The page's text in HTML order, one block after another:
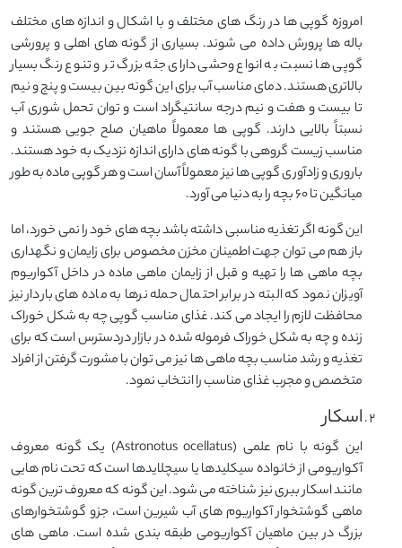
امروزه گوپی ها در رنگ های مختلف و با اشکال و اندازه های مختلف
باله ها پرورش داده می شوند. بسیاری از گونه های اهلی و پرورشی
گوپی ها نسبت به انواع وحشی دارای جثه بزرگ تر و تنوع رنگ بسیار
بالاتری هستند. دمای مناسب آب برای این گونه بین بیست و پنج و نیم
تا بیست و هفت و نیم درجه سانتیگراد است و توان تحمل شوری آب
نسبتاً بالایی دارند. گوپی ها معمولاً ماهیان صلح جویی هستند و
مناسب زیست گروهی با گونه های دارای اندازه نزدیک به خود هستند.
باروری و زادآوری گوپی ها نیز معمولاً آسان است و هر گوپی ماده به طور
میانگین تا ۶۰ بچه را به دنیا می آورد.
این گونه اگر تغذیه مناسبی داشته باشد بچه های خود را نمی خورد، اما
باز هم می توان جهت اطمینان مخزن مخصوص برای زایمان و نگهداری
بچه ماهی ها را تهیه و قبل از زایمان ماهی ماده در داخل آکواریوم
آویزان نمود که البته در برابر احتمال حمله نرها به ماده های باردار نیز
محافظت لازم را ایجاد می کند. غذای مناسب گوپی چه به شکل خوراک
زنده و چه به شکل خوراک فرموله شده در بازار دردسترس است که برای
تغذیه و رشد مناسب بچه ماهی ها نیز می توان با مشورت گرفتن از افراد
متخصص و مجرب غذای مناسب را انتخاب نمود.
اسکار
این گونه با نام علمی (Astronotus ocellatus) یک گونه معروف
آکواریومی از خانواده سیکلیدها یا سیچلایدها است که تحت نام هایی
مانند اسکار ببری نیز شناخته می شود. این گونه که معروف ترین گونه
ماهی گوشتخوار آکواریوم های آب شیرین است، جزو گوشتخوارهای
بزرگ در بین ماهیان آکواریومی طبقه بندی شده است. ماهی های